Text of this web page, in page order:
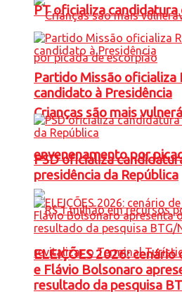
Crianças são mais
envenenamento por
PT oficializa candidatura
Partido Missão oficializa
candidato à Presidência
PSD oficializa
presidência da República
ELEIÇÕES 2026:
e Flávio Bolsonaro
resultado da pesquisa